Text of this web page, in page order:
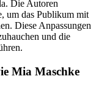
Die Autoren
um das Publikum mit
Diese Anpassungen
und die
Mia Maschke